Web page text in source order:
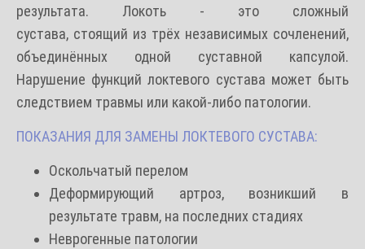
результата. Локоть - это сложный
сустава, стоящий из трёх независимых сочленений,
объединённых одной суставной капсулой.
Нарушение функций локтевого сустава может быть
следствием травмы или какой-либо патологии.
ПОКАЗАНИЯ ДЛЯ ЗАМЕНЫ ЛОКТЕВОГО СУСТАВА:
Оскольчатый перелом
Деформирующий артроз, возникший в
результате травм, на последних стадиях
Неврогенные патологии